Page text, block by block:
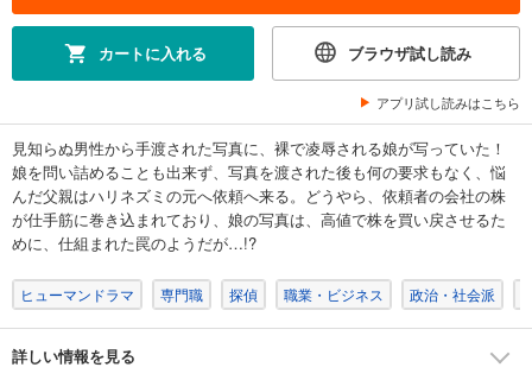
カートに入れる ブラウザ試し読み
アプリ試し読みはこちら
見知らぬ男性から手渡された写真に、裸で凌辱される娘が写っていた！
娘を問い詰めることも出来ず、写真を渡された後も何の要求もなく、悩
んだ父親はハリネズミの元へ依頼へ来る。どうやら、依頼者の会社の株
が仕手筋に巻き込まれており、娘の写真は、高値で株を買い戻させるた
めに、仕組まれた罠のようだが…!?
ヒューマンドラマ 専門職 探偵 職業・ビジネス 政治・社会派
詳しい情報を見る
完結
試し読み
792 円 (税込)
完結
カート
あらすじを表示する
ハロー張りネズミ（１９）
792円 (税込)
完結
カート